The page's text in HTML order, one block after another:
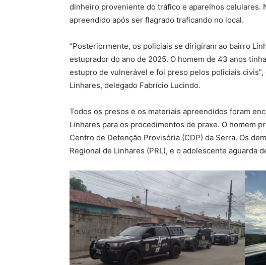
dinheiro proveniente do tráfico e aparelhos celulares.
apreendido após ser flagrado traficando no local.
“Posteriormente, os policiais se dirigiram ao bairro
estuprador do ano de 2025. O homem de 43 anos
estupro de vulnerável e foi preso pelos policiais
Linhares, delegado Fabrício Lucindo.
Todos os presos e os materiais apreendidos foram
Linhares para os procedimentos de praxe. O homem
Centro de Detenção Provisória (CDP) da Serra. Os
Regional de Linhares (PRL), e o adolescente aguarda